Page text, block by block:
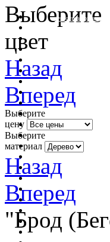
очистить фильтр
Выберите
цвет
Назад
Вперед
Выберите
цену
Выберите
материал
Назад
Вперед
"Брод